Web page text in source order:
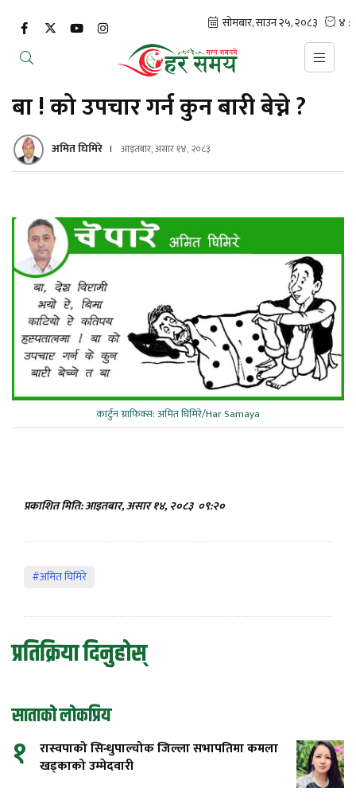
बा ! को उपचार गर्न कुन बारी बेच्ने ?
अमित घिमिरे आइतबार, असार १४, २०८३
कार्टुन ग्राफिक्स: अमित घिमिरे/Har Samaya
प्रकाशित मिति: आइतबार, असार १४, २०८३ ०९:२०
#अमित घिमिरे
प्रतिक्रिया दिनुहोस्
साताको लोकप्रिय
१
रास्वपाको सिन्धुपाल्चोक जिल्ला सभापतिमा कमला
खड्काको उम्मेदवारी